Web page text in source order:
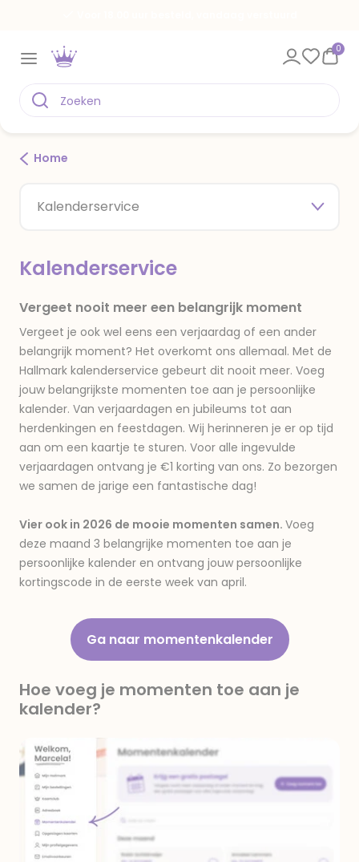
0
Home
Kalenderservice
Kalenderservice
Vergeet nooit meer een belangrijk moment
Vergeet je ook wel eens een verjaardag of een ander
belangrijk moment? Het overkomt ons allemaal. Met de
Hallmark kalenderservice gebeurt dit nooit meer. Voeg
jouw belangrijkste momenten toe aan je persoonlijke
kalender. Van verjaardagen en jubileums tot aan
herdenkingen en feestdagen. Wij herinneren je er op tijd
aan om een kaartje te sturen. Voor alle ingevulde
verjaardagen ontvang je €1 korting van ons. Zo bezorgen
we samen de jarige een fantastische dag!
Vier ook in 2026 de mooie momenten samen. Voeg
deze maand 3 belangrijke momenten toe aan je
persoonlijke kalender en ontvang jouw persoonlijke
kortingscode in de eerste week van april.
Ga naar momentenkalender
Hoe voeg je momenten toe aan je
kalender?